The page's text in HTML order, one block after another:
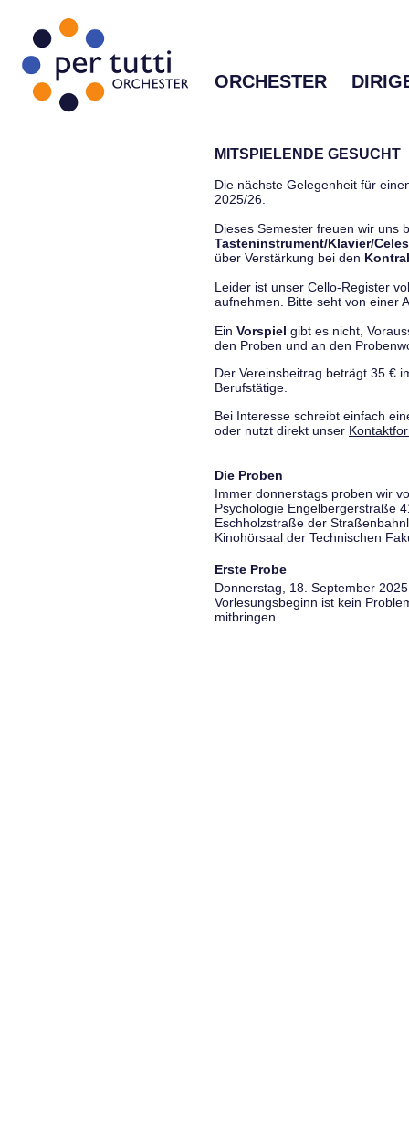
ORCHESTER
MITSPIELENDE GESUCHT
Die nächste Gelegenheit für
2025/26.
Dieses Semester freuen wir uns
Tasteninstrument/Klavier/
über Verstärkung bei den
Leider ist unser Cello-Register
aufnehmen. Bitte seht von einer
Ein Vorspiel gibt es nicht,
den Proben und an den
Der Vereinsbeitrag beträgt 35 €
Berufstätige.
Bei Interesse schreibt einfach
oder nutzt direkt unser
Die Proben
Immer donnerstags proben wir
Psychologie Engelbergerstraße
Eschholzstraße der
Kinohörsaal der Technischen
Erste Probe
Donnerstag, 18. September
Vorlesungsbeginn ist kein
mitbringen.